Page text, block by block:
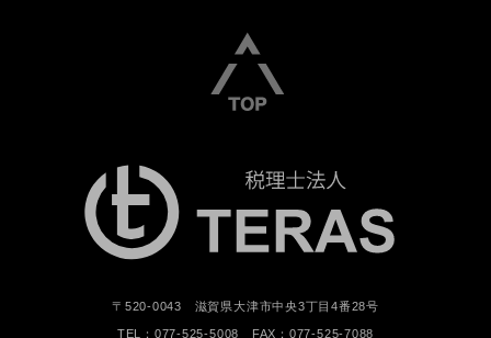
〒520-0043 滋賀県大津市中央3丁目4番28号
TEL：077-525-5008 FAX：077-525-7088